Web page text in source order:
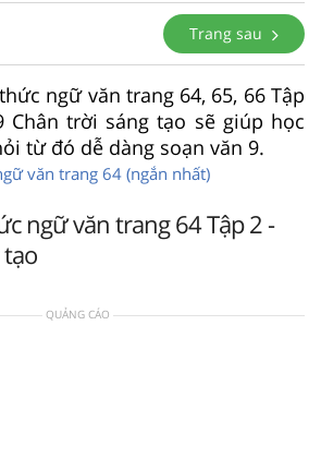
Trang sau
ngữ văn trang 64, 65, 66 Tập
Chân trời sáng tạo sẽ giúp học
từ đó dễ dàng soạn văn 9.
văn trang 64 (ngắn nhất)
ngữ văn trang 64 Tập 2 -
QUẢNG CÁO